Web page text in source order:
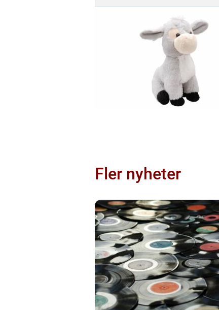
Fler nyheter